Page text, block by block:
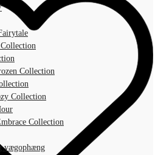
Collection
Collection
Collection
vægophæng